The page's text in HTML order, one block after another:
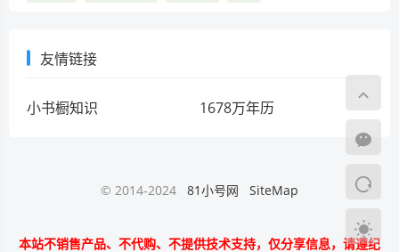
友情链接
小书橱知识 1678万年历
© 2014-2024 81小号网 SiteMap
本站不销售产品、不代购、不提供技术支持，仅分享信息，请遵纪